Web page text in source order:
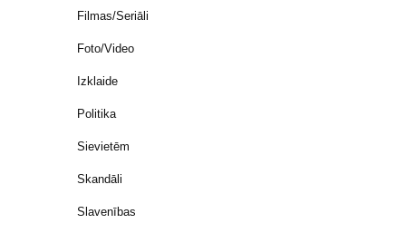
Filmas/Seriāli
Foto/Video
Izklaide
Politika
Sievietēm
Skandāli
Slavenības